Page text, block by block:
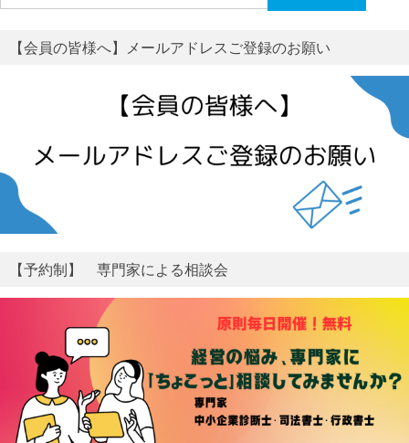
索:
【会員の皆様へ】メールアドレスご登録のお願い
【予約制】 専門家による相談会